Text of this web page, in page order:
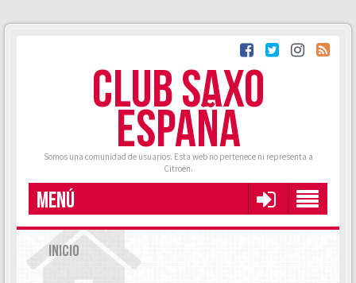
CLUB SAXO
ESPAÑA
Somos una comunidad de usuarios. Esta web no pertenece ni representa a
Citroën.
MENÚ
INICIO